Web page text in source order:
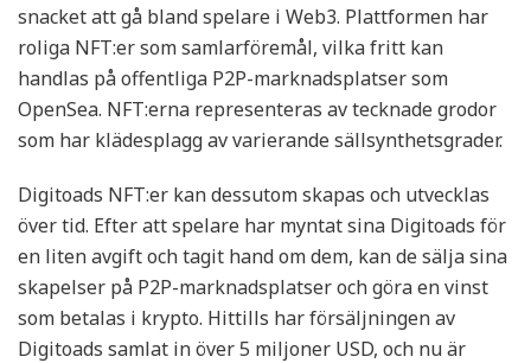
snacket att gå bland spelare i Web3. Plattformen har
roliga NFT:er som samlarföremål, vilka fritt kan
handlas på offentliga P2P-marknadsplatser som
OpenSea. NFT:erna representeras av tecknade grodor
som har klädesplagg av varierande sällsynthetsgrader.
Digitoads NFT:er kan dessutom skapas och utvecklas
över tid. Efter att spelare har myntat sina Digitoads för
en liten avgift och tagit hand om dem, kan de sälja sina
skapelser på P2P-marknadsplatser och göra en vinst
som betalas i krypto. Hittills har försäljningen av
Digitoads samlat in över 5 miljoner USD, och nu är